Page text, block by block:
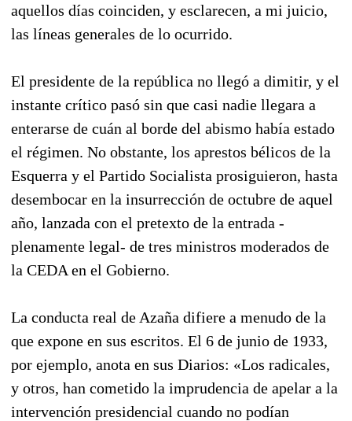
aquellos días coinciden, y esclarecen, a mi juicio,
las líneas generales de lo ocurrido.
El presidente de la república no llegó a dimitir, y el
instante crítico pasó sin que casi nadie llegara a
enterarse de cuán al borde del abismo había estado
el régimen. No obstante, los aprestos bélicos de la
Esquerra y el Partido Socialista prosiguieron, hasta
desembocar en la insurrección de octubre de aquel
año, lanzada con el pretexto de la entrada -
plenamente legal- de tres ministros moderados de
la CEDA en el Gobierno.
La conducta real de Azaña difiere a menudo de la
que expone en sus escritos. El 6 de junio de 1933,
por ejemplo, anota en sus Diarios: «Los radicales,
y otros, han cometido la imprudencia de apelar a la
intervención presidencial cuando no podían